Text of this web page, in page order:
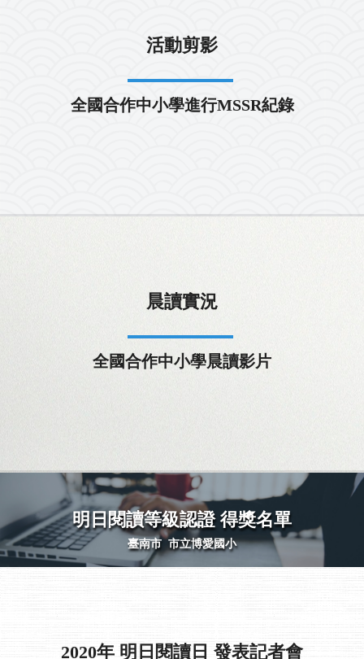
活動剪影
全國合作中小學進行MSSR紀錄
晨讀實況
全國合作中小學晨讀影片
明日閱讀等級認證 得獎名單
臺南市 市立博愛國小
Previous
2020年 明日閱讀日 發表記者會